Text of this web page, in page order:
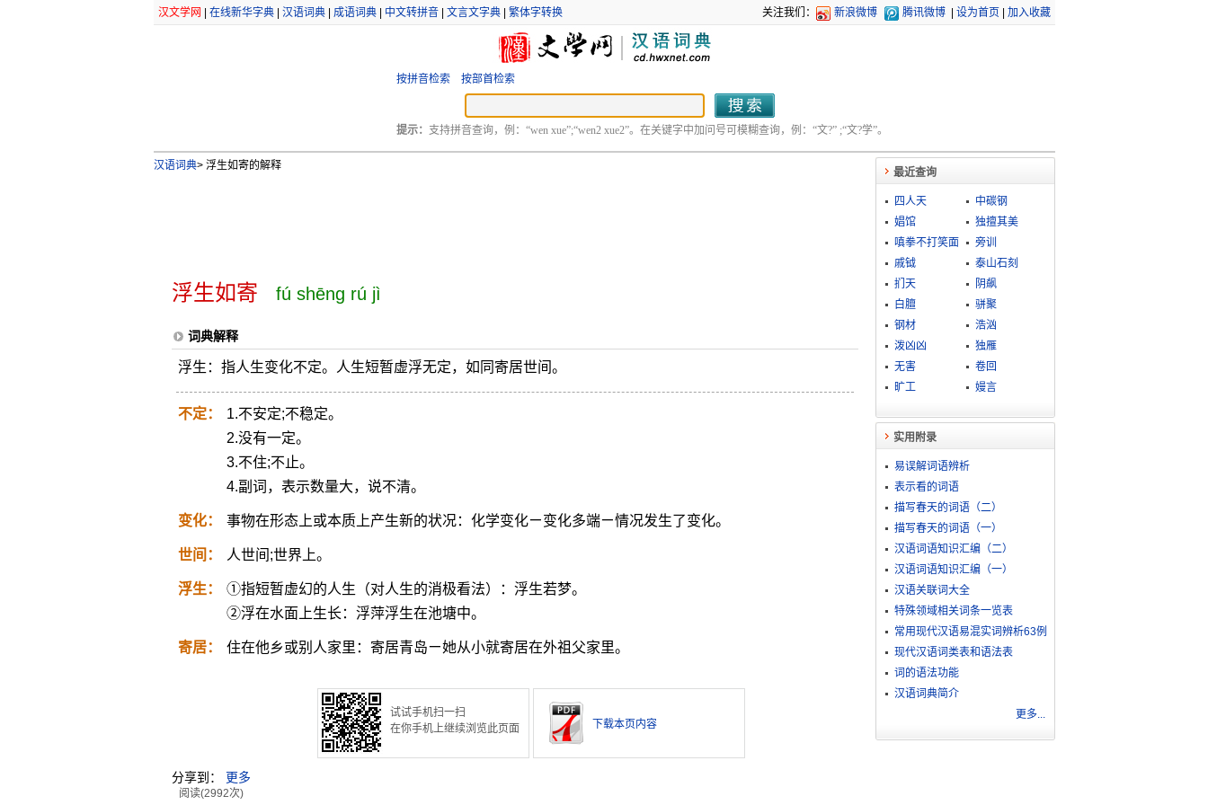
汉文学网 在线新华字典| 汉语词典| 成语词典| 中文转拼音| 文言文字典| 繁体字转换 关注我们： 新浪微博 腾讯微博 设为首页 加入收藏
按拼音检索 按部首检索
提示： 支持拼音查询，例：“wen xue”;“wen2 xue2”。在关键字中加问号可模糊查询，例：“文?” ;“文?学”。
汉语词典>浮生如寄的解释
浮生如寄 fú shēng rú jì
词典解释
浮生：指人生变化不定。人生短暂虚浮无定，如同寄居世间。
不定：
1.不安定;不稳定。
2.没有一定。
3.不住;不止。
4.副词，表示数量大，说不清。
变化： 事物在形态上或本质上产生新的状况：化学变化ㄧ变化多端ㄧ情况发生了变化。
世间： 人世间;世界上。
浮生：
①指短暂虚幻的人生（对人生的消极看法）：浮生若梦。
②浮在水面上生长：浮萍浮生在池塘中。
寄居： 住在他乡或别人家里：寄居青岛ㄧ她从小就寄居在外祖父家里。
试试手机扫一扫
在你手机上继续浏览此页面
下载本页内容
分享到： 更多
阅读(2992次)
最近查询
四人天
中碳钢
娼馆
独擅其美
嗔拳不打笑面
旁训
戚钺
泰山石刻
扪天
阴飙
白膻
骈聚
钢材
浩汹
泼凶凶
独雁
无害
卷回
旷工
嫚言
实用附录
易误解词语辨析
表示看的词语
描写春天的词语（二）
描写春天的词语（一）
汉语词语知识汇编（二）
汉语词语知识汇编（一）
汉语关联词大全
特殊领域相关词条一览表
常用现代汉语易混实词辨析63例
现代汉语词类表和语法表
词的语法功能
汉语词典简介
更多...